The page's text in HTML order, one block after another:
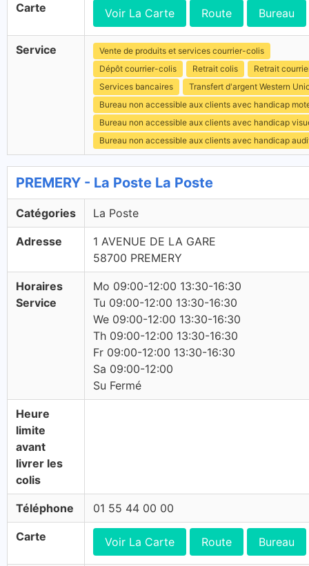
Carte Voir La Carte Route Bureau
Service
Vente de produits et services courrier-colis
Dépôt courrier-colis
Retrait colis
Retrait
Services bancaires
Transfert d'argent Western
Bureau non accessible aux clients avec handicap
Bureau non accessible aux clients avec handicap
Bureau non accessible aux clients avec handicap
PREMERY - La Poste La Poste
Catégories La Poste
Adresse
1 AVENUE DE LA GARE
58700 PREMERY
Horaires
Service
Mo 09:00-12:00 13:30-16:30
Tu 09:00-12:00 13:30-16:30
We 09:00-12:00 13:30-16:30
Th 09:00-12:00 13:30-16:30
Fr 09:00-12:00 13:30-16:30
Sa 09:00-12:00
Su Fermé
Heure
limite
avant
livrer les
colis
Téléphone 01 55 44 00 00
Carte Voir La Carte Route Bureau